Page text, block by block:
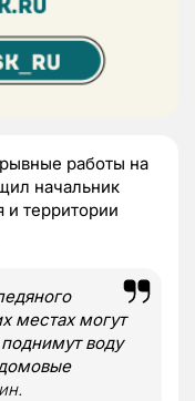
работы на
начальник
и территории
местах могут
воду